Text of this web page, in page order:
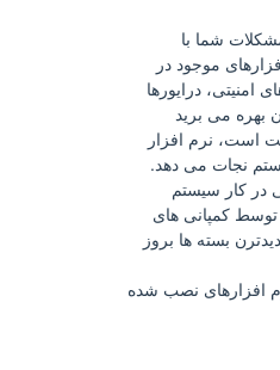
شما با
موجود در
امنیتی، درایورها
بهره می برید
است، نرم افزار
در کار سیستم
توسط کمپانی های
بسته ها بروز